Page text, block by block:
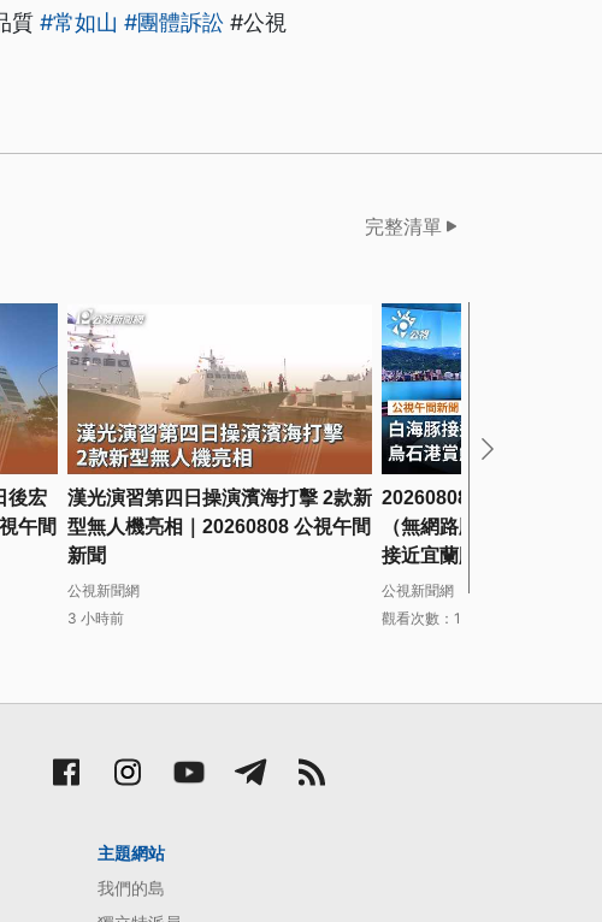
質 #常如山 #團體訴訟 #公視
完整清單
後宏
午間
漢光演習第四日操演濱海打擊 2款新
型無人機亮相｜20260808 公視午間
新聞
公視新聞網
3 小時前
20260808 公視午間新聞
（無網路版權內容除外）
接近宜蘭颳起強風 烏石
面停航
公視新聞網
觀看次數：1894次
主題網站
我們的島